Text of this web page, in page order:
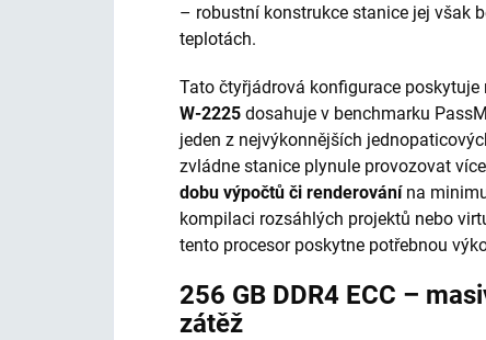
– robustní konstrukce stanice jej však
teplotách.
Tato čtyřjádrová konfigurace
W-2225 dosahuje v benchmarku
jeden z nejvýkonnějších
zvládne stanice plynule provozovat
dobu výpočtů či renderovánína
kompilaci rozsáhlých projek­tů nebo
tento procesor poskytne potřebnou
256 GB DDR4 ECC –
zátěž